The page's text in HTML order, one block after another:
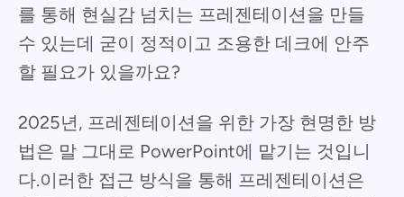
를 통해 현실감 넘치는 프레젠테이션을 만들
수 있는데 굳이 정적이고 조용한 데크에 안주
할 필요가 있을까요?
2025년, 프레젠테이션을 위한 가장 현명한 방
법은 말 그대로 PowerPoint에 맡기는 것입니
다.이러한 접근 방식을 통해 프레젠테이션은